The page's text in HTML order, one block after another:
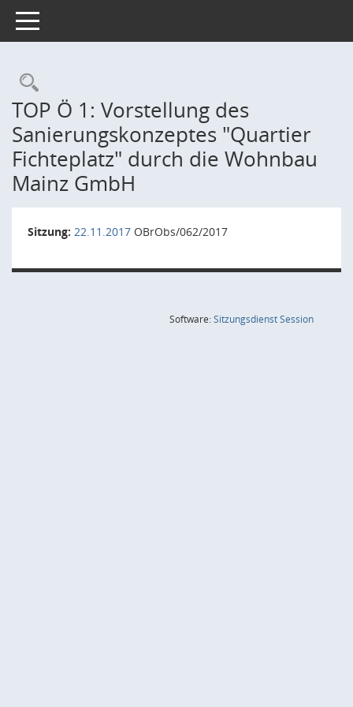
Toggle navigation
Rechercheauswahl
TOP Ö 1: Vorstellung des
Sanierungskonzeptes "Quartier
Fichteplatz" durch die Wohnbau
Mainz GmbH
Sitzung: 22.11.2017 OBrObs/062/2017
Software:SitzungsdienstSession(Wird in